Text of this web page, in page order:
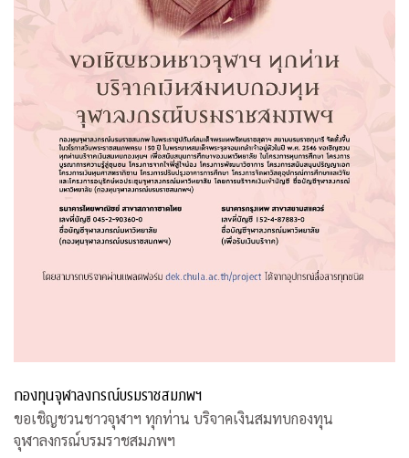
กองทุนจุฬาลงกรณ์บรมราชสมภพฯ
ขอเชิญชวนชาวจุฬาฯ ทุกท่าน บริจาคเงินสมทบกองทุน
จุฬาลงกรณ์บรมราชสมภพฯ